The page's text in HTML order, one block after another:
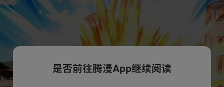
是否前往腾漫App继续阅读